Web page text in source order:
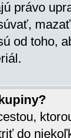
právo
od toho,
do